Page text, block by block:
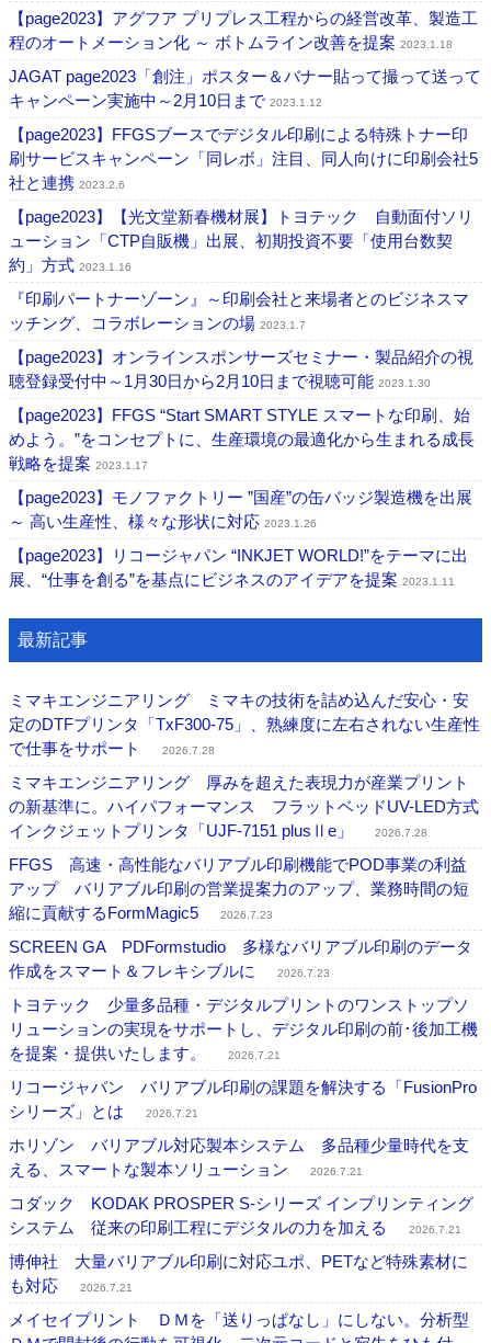
【page2023】アグフア プリプレス工程からの経営改革、製造工
程のオートメーション化 ～ ボトムライン改善を提案 2023.1.18
JAGAT page2023「創注」ポスター＆バナー貼って撮って送って
キャンペーン実施中～2月10日まで 2023.1.12
【page2023】FFGSブースでデジタル印刷による特殊トナー印
刷サービスキャンペーン「同レボ」注目、同人向けに印刷会社5
社と連携 2023.2.6
【page2023】【光文堂新春機材展】トヨテック 自動面付ソリ
ューション「CTP自販機」出展、初期投資不要「使用台数契
約」方式 2023.1.16
『印刷パートナーゾーン』～印刷会社と来場者とのビジネスマ
ッチング、コラボレーションの場 2023.1.7
【page2023】オンラインスポンサーズセミナー・製品紹介の視
聴登録受付中～1月30日から2月10日まで視聴可能 2023.1.30
【page2023】FFGS “Start SMART STYLE スマートな印刷、始
めよう。”をコンセプトに、生産環境の最適化から生まれる成長
戦略を提案 2023.1.17
【page2023】モノファクトリー ”国産”の缶バッジ製造機を出展
～ 高い生産性、様々な形状に対応 2023.1.26
【page2023】リコージャパン “INKJET WORLD!”をテーマに出
展、“仕事を創る”を基点にビジネスのアイデアを提案 2023.1.11
最新記事
ミマキエンジニアリング ミマキの技術を詰め込んだ安心・安
定のDTFプリンタ「TxF300-75」、熟練度に左右されない生産性
で仕事をサポート
2026.7.28
ミマキエンジニアリング 厚みを超えた表現力が産業プリント
の新基準に。ハイパフォーマンス フラットベッドUV-LED方式
インクジェットプリンタ「UJF-7151 plusⅡe」
2026.7.28
FFGS 高速・高性能なバリアブル印刷機能でPOD事業の利益
アップ バリアブル印刷の営業提案力のアップ、業務時間の短
縮に貢献するFormMagic5
2026.7.23
SCREEN GA PDFormstudio 多様なバリアブル印刷のデータ
作成をスマート＆フレキシブルに
2026.7.23
トヨテック 少量多品種・デジタルプリントのワンストップソ
リューションの実現をサポートし、デジタル印刷の前･後加工機
を提案・提供いたします。
2026.7.21
リコージャパン バリアブル印刷の課題を解決する「FusionPro
シリーズ」とは
2026.7.21
ホリゾン バリアブル対応製本システム 多品種少量時代を支
える、スマートな製本ソリューション
2026.7.21
コダック KODAK PROSPER S-シリーズ インプリンティング
システム 従来の印刷工程にデジタルの力を加える
2026.7.21
博伸社 大量バリアブル印刷に対応ユポ、PETなど特殊素材に
も対応
2026.7.21
メイセイプリント ＤＭを「送りっぱなし」にしない。分析型